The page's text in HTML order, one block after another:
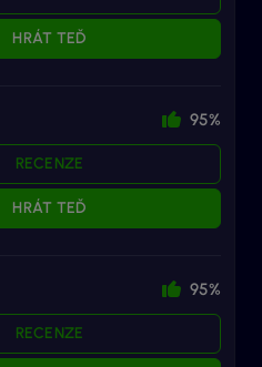
HRÁT TEĎ
95%
RECENZE
HRÁT TEĎ
95%
RECENZE